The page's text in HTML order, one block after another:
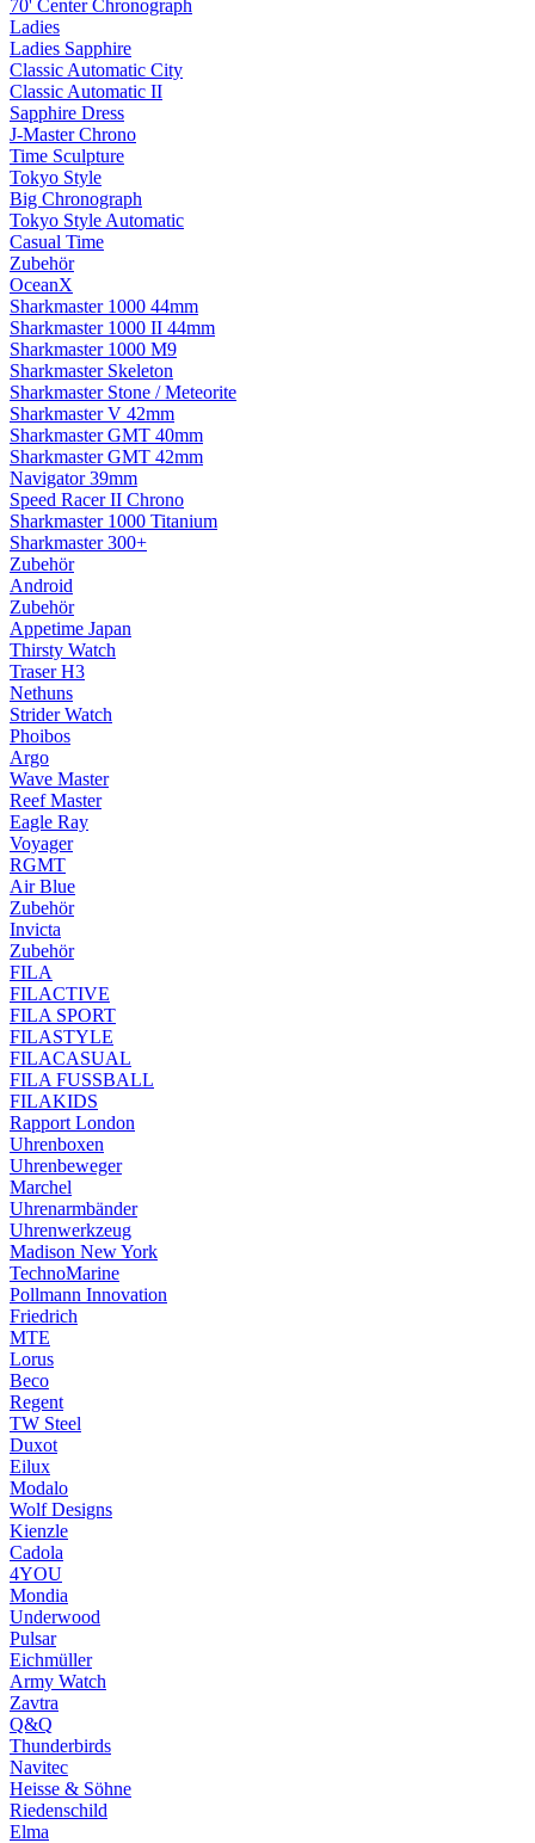
70' Center Chronograph
Ladies
Ladies Sapphire
Classic Automatic City
Classic Automatic II
Sapphire Dress
J-Master Chrono
Time Sculpture
Tokyo Style
Big Chronograph
Tokyo Style Automatic
Casual Time
Zubehör
OceanX
Sharkmaster 1000 44mm
Sharkmaster 1000 II 44mm
Sharkmaster 1000 M9
Sharkmaster Skeleton
Sharkmaster Stone / Meteorite
Sharkmaster V 42mm
Sharkmaster GMT 40mm
Sharkmaster GMT 42mm
Navigator 39mm
Speed Racer II Chrono
Sharkmaster 1000 Titanium
Sharkmaster 300+
Zubehör
Android
Zubehör
Appetime Japan
Thirsty Watch
Traser H3
Nethuns
Strider Watch
Phoibos
Argo
Wave Master
Reef Master
Eagle Ray
Voyager
RGMT
Air Blue
Zubehör
Invicta
Zubehör
FILA
FILACTIVE
FILA SPORT
FILASTYLE
FILACASUAL
FILA FUSSBALL
FILAKIDS
Rapport London
Uhrenboxen
Uhrenbeweger
Marchel
Uhrenarmbänder
Uhrenwerkzeug
Madison New York
TechnoMarine
Pollmann Innovation
Friedrich
MTE
Lorus
Beco
Regent
TW Steel
Duxot
Eilux
Modalo
Wolf Designs
Kienzle
Cadola
4YOU
Mondia
Underwood
Pulsar
Eichmüller
Army Watch
Zavtra
Q&Q
Thunderbirds
Navitec
Heisse & Söhne
Riedenschild
Elma